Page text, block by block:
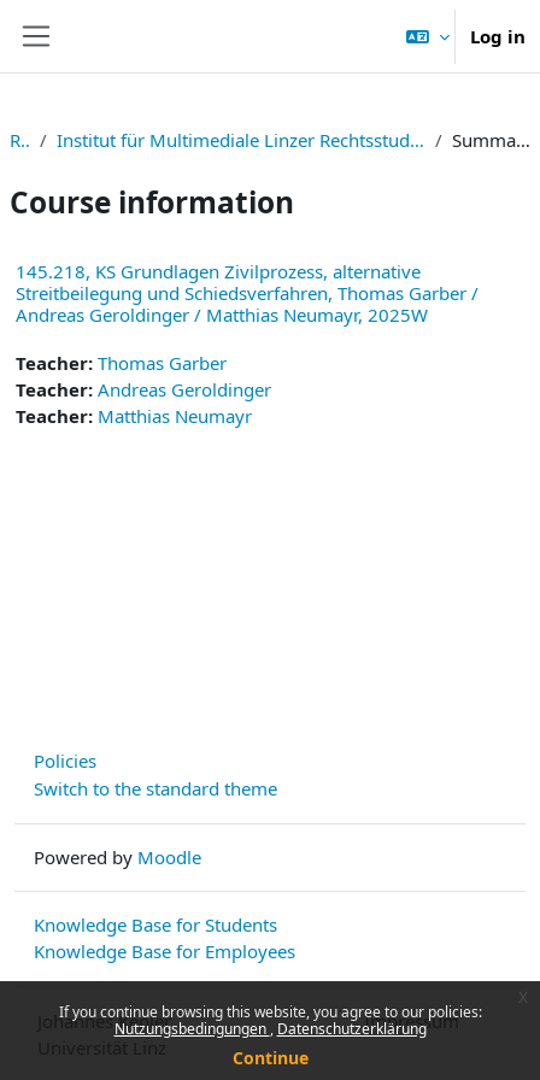
If you continue browsing this website, you agree to our policies:
Nutzungsbedingungen Datenschutzerklärung
Continue
Log in
RE Institut für Multimediale Linzer Rechtsstudien Summary
Course information
145.218, KS Grundlagen Zivilprozess, alternative
Streitbeilegung und Schiedsverfahren, Thomas Garber /
Andreas Geroldinger / Matthias Neumayr, 2025W
Teacher: Thomas Garber
Teacher: Andreas Geroldinger
Teacher: Matthias Neumayr
Policies
Switch to the standard theme
Powered by Moodle
Knowledge Base for Students
Knowledge Base for Employees
Johannes Kepler
Impressum